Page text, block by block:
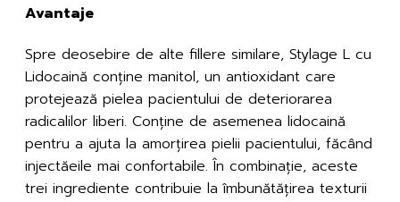
Avantaje
Spre deosebire de alte fillere similare, Stylage L cu
Lidocaină conține manitol, un antioxidant care
protejează pielea pacientului de deteriorarea
radicalilor liberi. Conține de asemenea lidocaină
pentru a ajuta la amorțirea pielii pacientului, făcând
injectăeile mai confortabile. În combinație, aceste
trei ingrediente contribuie la îmbunătățirea texturii